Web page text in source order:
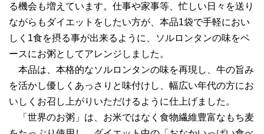
る機会も増えています。仕事や家事等、忙しい日々を送り
ながらもダイエットをしたい方が、本品1袋で手軽におい
しく1食を摂る事が出来るように、ソルロンタンの味をベ
ースにお粥としてアレンジしました。
本品は、本格的なソルロンタンの味を再現し、牛の旨み
を活かし優しくあっさりと味付けし、幅広い年代の方にお
いしくお召し上がりいただけるように仕上げました。
「世界のお粥」は、お米ではなく食物繊維豊富なもち麦